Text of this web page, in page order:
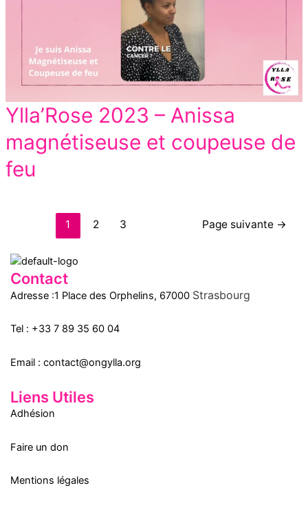
Ylla’Rose 2023 – Anissa
magnétiseuse et coupeuse de
feu
articles
1 2 3 Page suivante →
Contact
Adresse :1 Place des Orphelins, 67000 Strasbourg
Tel : +33 7 89 35 60 04
Email : contact@ongylla.org
Liens Utiles
Adhésion
Faire un don
Mentions légales